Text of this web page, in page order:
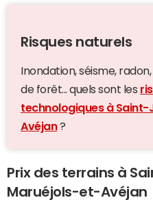
Risques naturels
Inondation, séisme,
de forêt... quels sont les
technologiques à
Avéjan?
Prix des terrains à
Maruéjols-et-Avéjan